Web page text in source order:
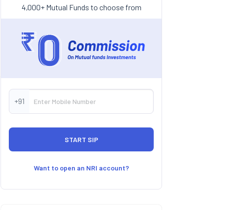
4,000+ Mutual Funds to choose from
+91
Want to open an NRI account?